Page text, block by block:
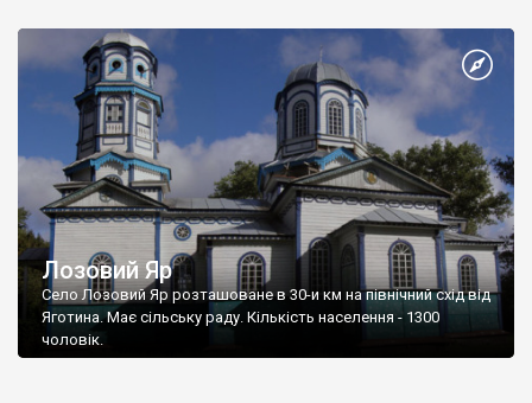
Лозовий Яр
Село Лозовий Яр розташоване в 30-и км на північний схід від
Яготина. Має сільську раду. Кількість населення - 1300
чоловік.